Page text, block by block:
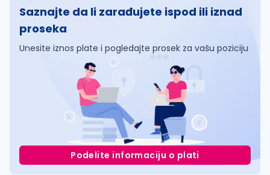
Saznajte da li zarađujete ispod ili iznad
proseka
Unesite iznos plate i pogledajte prosek za vašu poziciju
Podelite informaciju o plati